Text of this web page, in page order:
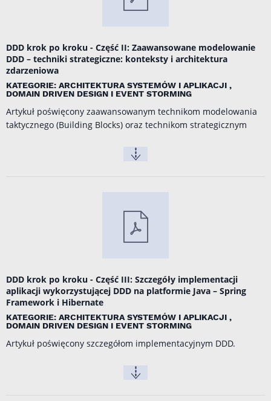
DDD krok po kroku - Część II: Zaawansowane modelowanie
DDD – techniki strategiczne: konteksty i architektura
zdarzeniowa
KATEGORIE: ARCHITEKTURA SYSTEMÓW I APLIKACJI ,
DOMAIN DRIVEN DESIGN I EVENT STORMING
Artykuł poświęcony zaawansowanym technikom modelowania
taktycznego (Building Blocks) oraz technikom strategicznym
DDD krok po kroku - Część III: Szczegóły implementacji
aplikacji wykorzystującej DDD na platformie Java – Spring
Framework i Hibernate
KATEGORIE: ARCHITEKTURA SYSTEMÓW I APLIKACJI ,
DOMAIN DRIVEN DESIGN I EVENT STORMING
Artykuł poświęcony szczegółom implementacyjnym DDD.